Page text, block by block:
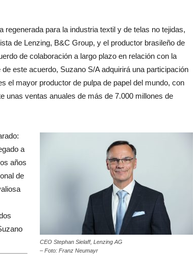
para la industria textil y de telas no tejidas,
de Lenzing, B&C Group, y el productor brasileño de
de colaboración a largo plazo en relación con la
este acuerdo, Suzano S/A adquirirá una participación
el mayor productor de pulpa de papel del mundo, con
unas ventas anuales de más de 7.000 millones de
CEO Stephan Sielaff, Lenzing AG
– Foto: Franz Neumayr
a
años
de